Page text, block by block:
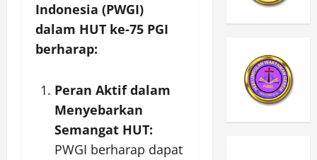
Indonesia (PWGI)
dalam HUT ke-75 PGI
berharap:
Peran Aktif dalam
Menyebarkan
Semangat HUT:
PWGI berharap dapat